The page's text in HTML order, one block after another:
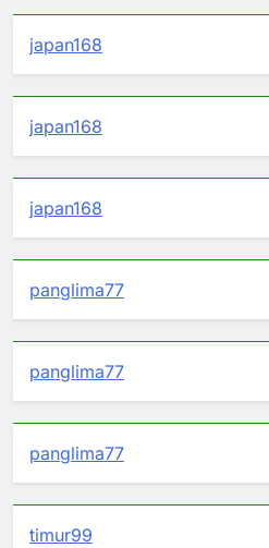
japan168
japan168
japan168
panglima77
panglima77
panglima77
timur99